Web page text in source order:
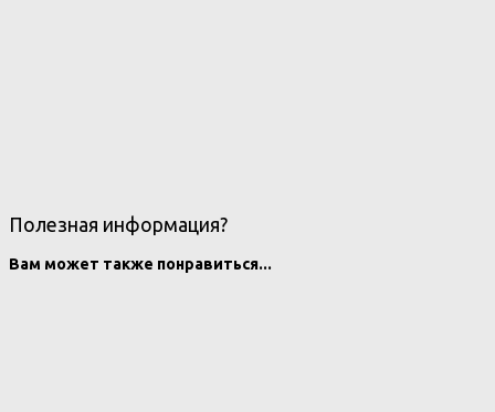
Полезная информация?
Вам может также понравиться...